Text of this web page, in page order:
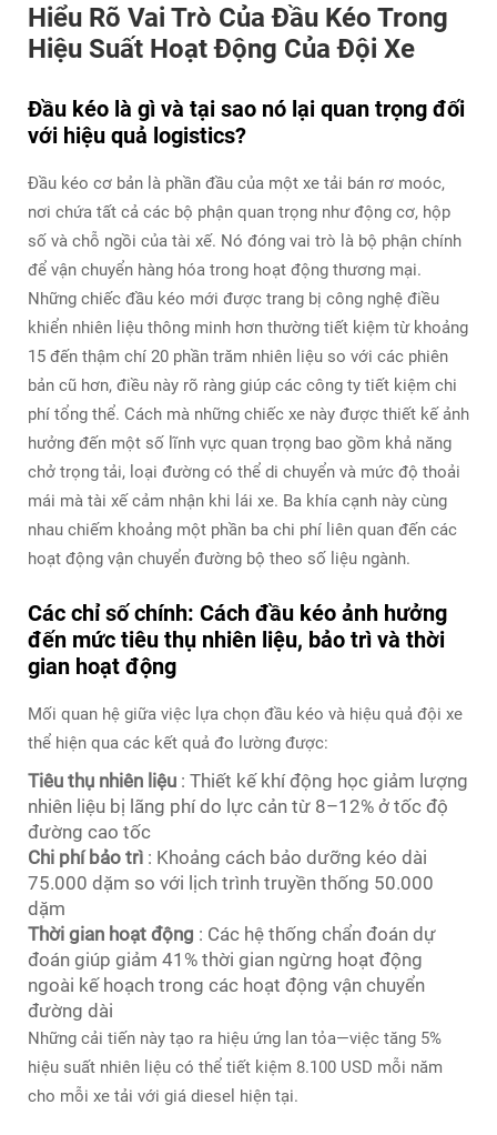
Hiểu Rõ Vai Trò Của Đầu Kéo Trong
Hiệu Suất Hoạt Động Của Đội Xe
Đầu kéo là gì và tại sao nó lại quan trọng đối
với hiệu quả logistics?
Đầu kéo cơ bản là phần đầu của một xe tải bán rơ moóc,
nơi chứa tất cả các bộ phận quan trọng như động cơ, hộp
số và chỗ ngồi của tài xế. Nó đóng vai trò là bộ phận chính
để vận chuyển hàng hóa trong hoạt động thương mại.
Những chiếc đầu kéo mới được trang bị công nghệ điều
khiển nhiên liệu thông minh hơn thường tiết kiệm từ khoảng
15 đến thậm chí 20 phần trăm nhiên liệu so với các phiên
bản cũ hơn, điều này rõ ràng giúp các công ty tiết kiệm chi
phí tổng thể. Cách mà những chiếc xe này được thiết kế ảnh
hưởng đến một số lĩnh vực quan trọng bao gồm khả năng
chở trọng tải, loại đường có thể di chuyển và mức độ thoải
mái mà tài xế cảm nhận khi lái xe. Ba khía cạnh này cùng
nhau chiếm khoảng một phần ba chi phí liên quan đến các
hoạt động vận chuyển đường bộ theo số liệu ngành.
Các chỉ số chính: Cách đầu kéo ảnh hưởng
đến mức tiêu thụ nhiên liệu, bảo trì và thời
gian hoạt động
Mối quan hệ giữa việc lựa chọn đầu kéo và hiệu quả đội xe
thể hiện qua các kết quả đo lường được:
Tiêu thụ nhiên liệu : Thiết kế khí động học giảm lượng
nhiên liệu bị lãng phí do lực cản từ 8–12% ở tốc độ
đường cao tốc
Chi phí bảo trì : Khoảng cách bảo dưỡng kéo dài
75.000 dặm so với lịch trình truyền thống 50.000
dặm
Thời gian hoạt động : Các hệ thống chẩn đoán dự
đoán giúp giảm 41% thời gian ngừng hoạt động
ngoài kế hoạch trong các hoạt động vận chuyển
đường dài
Những cải tiến này tạo ra hiệu ứng lan tỏa—việc tăng 5%
hiệu suất nhiên liệu có thể tiết kiệm 8.100 USD mỗi năm
cho mỗi xe tải với giá diesel hiện tại.